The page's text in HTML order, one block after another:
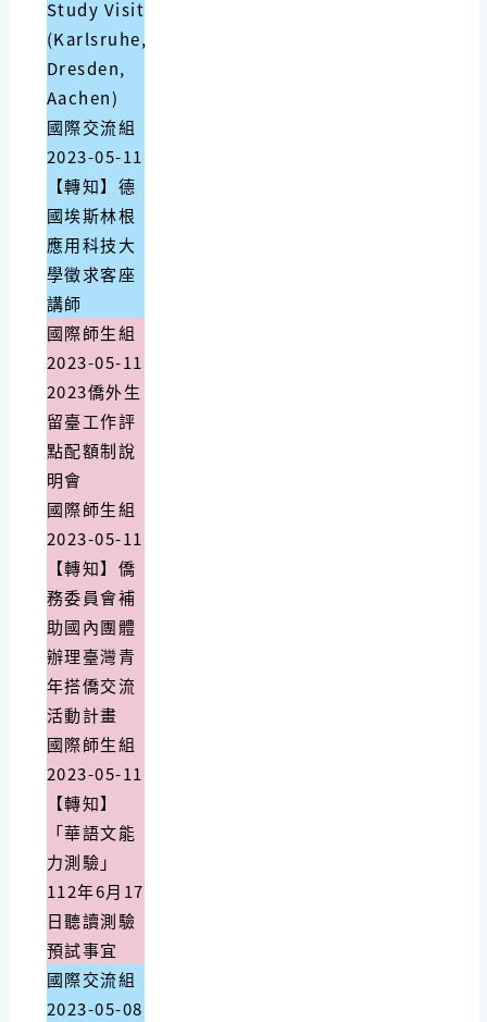
Study Visit
(Karlsruhe,
Dresden,
Aachen)
國際交流組
2023-05-11
【轉知】德
國埃斯林根
應用科技大
學徵求客座
講師
國際師生組
2023-05-11
2023僑外生
留臺工作評
點配額制說
明會
國際師生組
2023-05-11
【轉知】僑
務委員會補
助國內團體
辦理臺灣青
年搭僑交流
活動計畫
國際師生組
2023-05-11
【轉知】
「華語文能
力測驗」
112年6月17
日聽讀測驗
預試事宜
國際交流組
2023-05-08